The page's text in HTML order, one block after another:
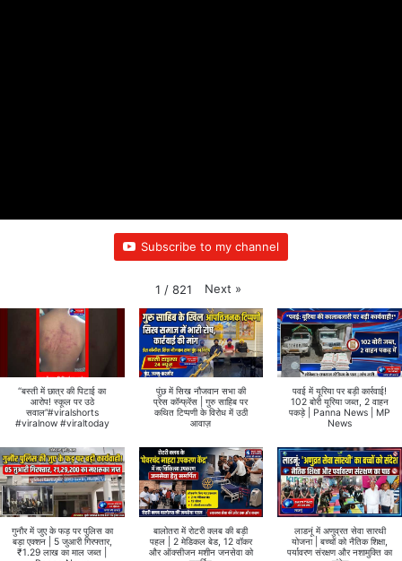
Subscribe to my channel
1 / 821 Next »
“बस्ती में छात्र की पिटाई का
आरोप! स्कूल पर उठे
सवाल”#viralshorts
#viralnow #viraltoday
पुंछ में सिख नौजवान सभा की
प्रेस कॉन्फ्रेंस | गुरु साहिब पर
कथित टिप्पणी के विरोध में उठी
आवाज़
पवई में यूरिया पर बड़ी कार्रवाई!
102 बोरी यूरिया जब्त, 2 वाहन
पकड़े | Panna News | MP
News
गुनौर में जुए के फड़ पर पुलिस का
बड़ा एक्शन | 5 जुआरी गिरफ्तार,
₹1.29 लाख का माल जब्त |
बालोतरा में रोटरी क्लब की बड़ी
पहल | 2 मेडिकल बेड, 12 वॉकर
और ऑक्सीजन मशीन जनसेवा को
लाडनूं में अणुव्रत सेवा सारथी
योजना | बच्चों को नैतिक शिक्षा,
पर्यावरण संरक्षण और नशामुक्ति का